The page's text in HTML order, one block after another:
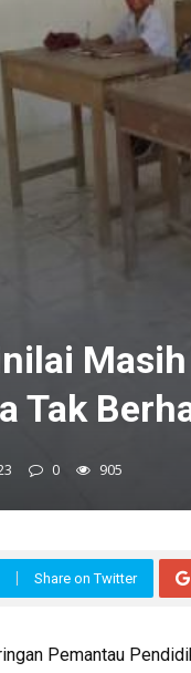
Tak
0 905
Share on Twitter
Pemantau